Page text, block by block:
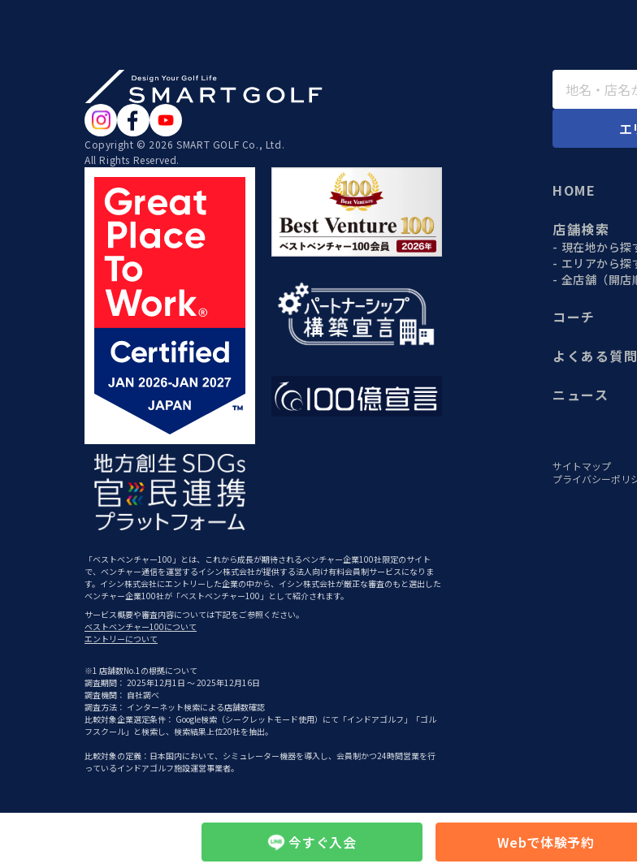
今すぐ入会 Webで体験予約
Copyright © 2026 SMART GOLF Co., Ltd.
All Rights Reserved.
「ベストベンチャー100」とは、これから成長が期待されるベンチャー企業100社限定のサイト
で、ベンチャー通信を運営するイシン株式会社が提供する法人向け有料会員制サービスになりま
す。イシン株式会社にエントリーした企業の中から、イシン株式会社が厳正な審査のもと選出した
ベンチャー企業100社が「ベストベンチャー100」として紹介されます。
サービス概要や審査内容については下記をご参照ください。
ベストベンチャー100について
エントリーについて
※1 店舗数No.1の根拠について
調査期間： 2025年12月1日 ～ 2025年12月16日
調査機関： 自社調べ
調査方法： インターネット検索による店舗数確認
比較対象企業選定条件： Google検索（シークレットモード使用）にて「インドアゴルフ」「ゴル
フスクール」と検索し、検索結果上位20社を抽出。
比較対象の定義：日本国内において、シミュレーター機器を導入し、会員制かつ24時間営業を行
っているインドアゴルフ施設運営事業者。
エ
HOME
店舗検索
現在地から探
エリアから探
全店舗（開店
コーチ
よくある質問
ニュース
サイトマップ
プライバシーポリ